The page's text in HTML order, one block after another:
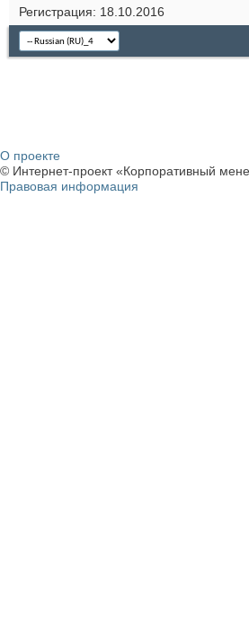
Регистрация
18.10.2016
О проекте
© Интернет-проект «Корпоративный
Правовая информация